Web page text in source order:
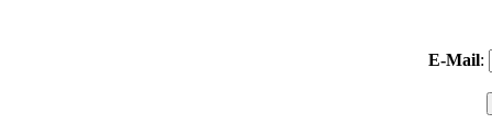
E-Mail: